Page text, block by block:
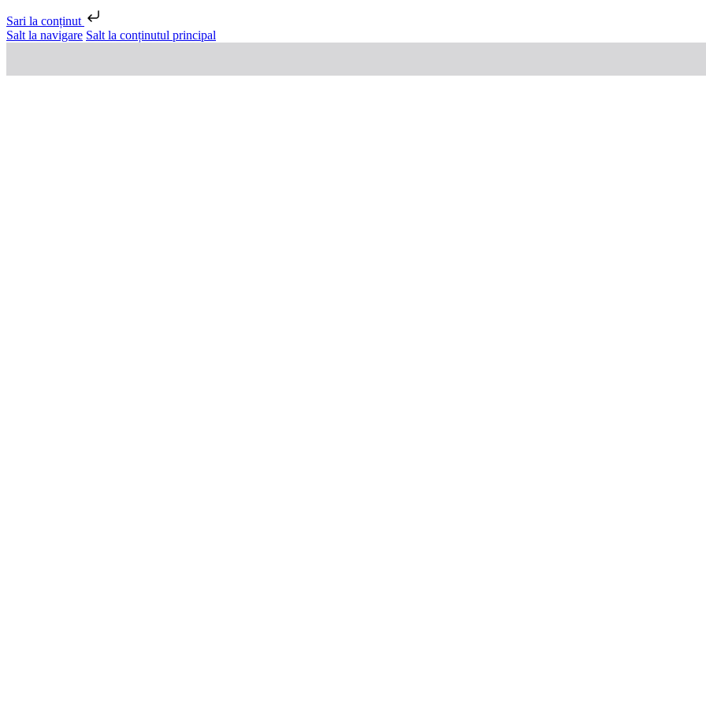
Sari la conținut
Salt la navigare Salt la conținutul principal